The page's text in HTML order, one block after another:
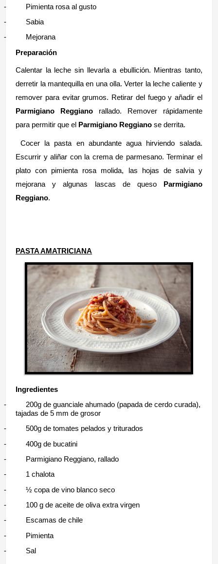
-
Pimienta rosa al gusto
-
Sabia
-
Mejorana
Preparación
Calentar la leche sin llevarla a ebullición. Mientras tanto,
derretir la mantequilla en una olla. Verter la leche caliente y
remover para evitar grumos. Retirar del fuego y añadir el
Parmigiano Reggiano rallado. Remover rápidamente
para permitir que el Parmigiano Reggiano se derrita.
Cocer la pasta en abundante agua hirviendo salada.
Escurrir y aliñar con la crema de parmesano. Terminar el
plato con pimienta rosa molida, las hojas de salvia y
mejorana y algunas lascas de queso Parmigiano
Reggiano.
PASTA AMATRICIANA
Ingredientes
-
200g de guanciale ahumado (papada de cerdo curada),
tajadas de 5 mm de grosor
-
500g de tomates pelados y triturados
-
400g de bucatini
-
Parmigiano Reggiano, rallado
-
1 chalota
-
½ copa de vino blanco seco
-
100 g de aceite de oliva extra virgen
-
Escamas de chile
-
Pimienta
-
Sal